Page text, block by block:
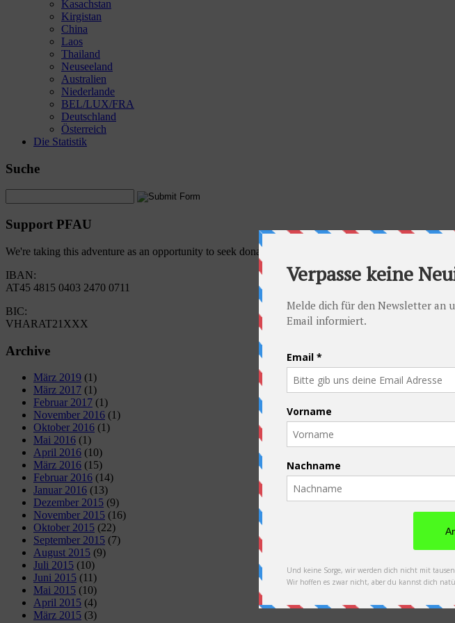
Kasachstan
Kirgistan
China
Laos
Thailand
Neuseeland
Australien
Niederlande
BEL/LUX/FRA
Deutschland
Österreich
Die Statistik
Suche
Support PFAU
We're taking this adventure as an opportunity to seek donations for PFAU - Promise Foundation Austria
IBAN:
AT45 4815 0403 2470 0711
BIC:
VHARAT21XXX
Archive
März 2019 (1)
März 2017 (1)
Februar 2017 (1)
November 2016 (1)
Oktober 2016 (1)
Mai 2016 (1)
April 2016 (10)
März 2016 (15)
Februar 2016 (14)
Januar 2016 (13)
Dezember 2015 (9)
November 2015 (16)
Oktober 2015 (22)
September 2015 (7)
August 2015 (9)
Juli 2015 (10)
Juni 2015 (11)
Mai 2015 (10)
April 2015 (4)
März 2015 (3)